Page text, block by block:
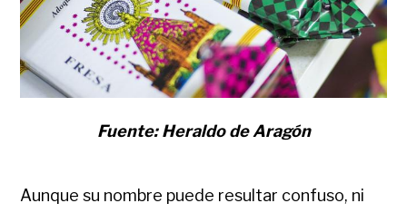
Fuente: Heraldo de Aragón
Aunque su nombre puede resultar confuso, ni